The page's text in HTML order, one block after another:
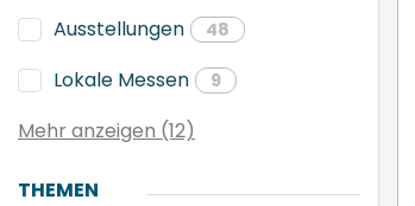
Ausstellungen 48
Lokale Messen 9
Mehr anzeigen (12)
THEMEN